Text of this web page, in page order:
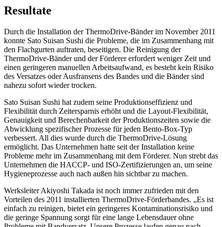
Resultate
Durch die Installation der ThermoDrive-Bänder im November 2011
konnte Sato Suisan Sushi die Probleme, die im Zusammenhang mit
den Flachgurten auftraten, beseitigen. Die Reinigung der
ThermoDrive-Bänder und der Förderer erfordert weniger Zeit und
einen geringeren manuellen Arbeitsaufwand, es besteht kein Risiko
des Versatzes oder Ausfransens des Bandes und die Bänder sind
nahezu sofort wieder trocken.
Sato Suisan Sushi hat zudem seine Produktionseffizienz und
Flexibilität durch Zeitersparnis erhöht und die Layout-Flexibilität,
Genauigkeit und Berechenbarkeit der Produktionszeiten sowie die
Abwicklung spezifischer Prozesse für jeden Bento-Box-Typ
verbessert. All dies wurde durch die ThermoDrive-Lösung
ermöglicht. Das Unternehmen hatte seit der Installation keine
Probleme mehr im Zusammenhang mit dem Förderer. Nun strebt das
Unternehmen die HACCP- und ISO-Zertifizierungen an, um seine
Hygieneprozesse auch nach außen hin sichtbar zu machen.
Werksleiter Akiyoshi Takada ist noch immer zufrieden mit den
Vorteilen des 2011 installierten ThermoDrive-Förderbandes. „Es ist
einfach zu reinigen, bietet ein geringeres Kontaminationsrisiko und
die geringe Spannung sorgt für eine lange Lebensdauer ohne